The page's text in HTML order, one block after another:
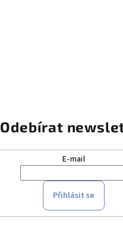
Odebírat
E-mail
Přihlásit se